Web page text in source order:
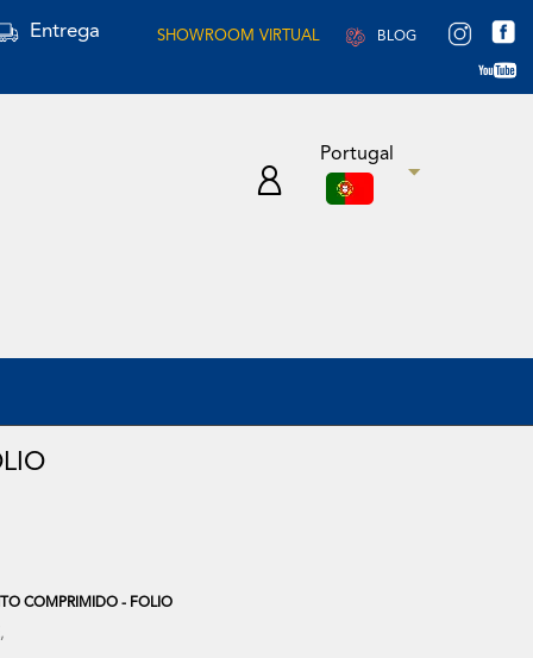
Entrega
SHOWROOM VIRTUAL BLOG
Portugal
COMPRIMIDO - FOLIO